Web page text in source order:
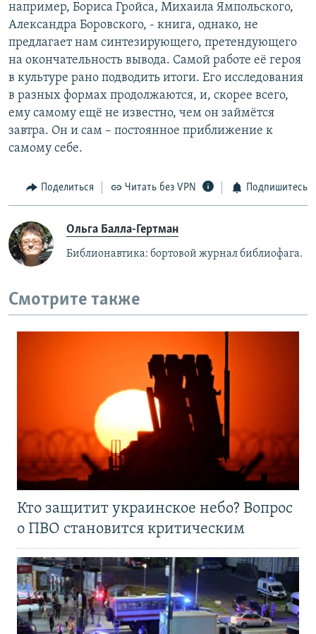
например, Бориса Гройса, Михаила Ямпольского,
Александра Боровского, - книга, однако, не
предлагает нам синтезирующего, претендующего
на окончательность вывода. Самой работе её героя
в культуре рано подводить итоги. Его исследования
в разных формах продолжаются, и, скорее всего,
ему самому ещё не известно, чем он займётся
завтра. Он и сам – постоянное приближение к
самому себе.
Поделиться Читать без VPN Подпишитесь
Ольга Балла-Гертман
Библионавтика: бортовой журнал библиофага.
Смотрите также
Кто защитит украинское небо? Вопрос
о ПВО становится критическим